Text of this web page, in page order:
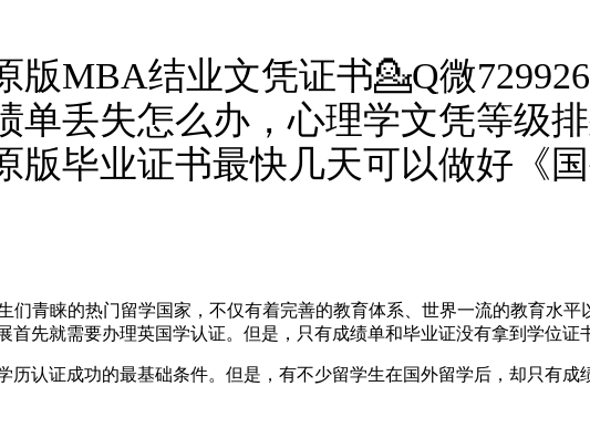
版MBA结业文凭证书💁Q微
单丢失怎么办，心理学文凭等级
版毕业证书最快几天可以做好《
们青睐的热门留学国家，不仅有着完善的教育体系、世界一流的教育水
先就需要办理英国学认证。但是，只有成绩单和毕业证没有拿到学位证
认证成功的最基础条件。但是，有不少留学生在国外留学后，却只有